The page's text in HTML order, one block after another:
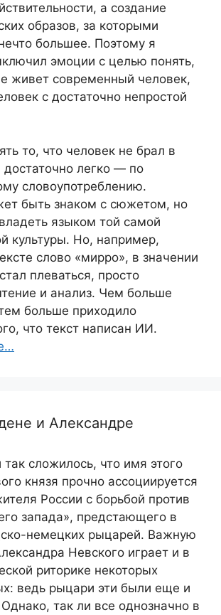
а создание
образов, за которыми
большее. Поэтому я
эмоции с целью понять,
живет современный человек,
с достаточно непростой
то, что человек не брал в
легко — по
словоупотреблению.
быть знаком с сюжетом, но
языком той самой
культуры. Но, например,
слово «мирро», в значении
плеваться, просто
и анализ. Чем больше
больше приходило
что текст написан ИИ.
и Александре
так сложилось, что имя этого
князя прочно ассоциируется
России с борьбой против
запада», предстающего в
немецких рыцарей. Важную
Невского играет и в
риторике некоторых
ведь рыцари эти были еще и
так ли все однозначно в